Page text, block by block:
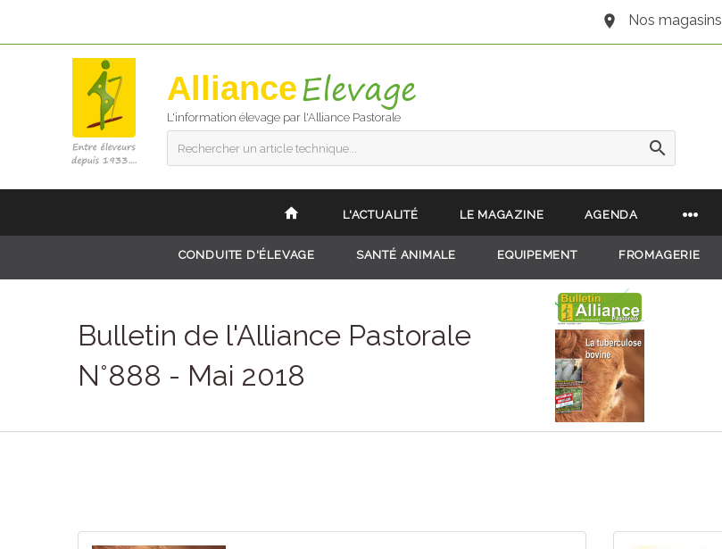
Nos magasins
Alliance
L'information élevage par l'Alliance Pastorale
Rechercher un article technique...
L'ACTUALITÉ LE MAGAZINE AGENDA
CONDUITE D'ÉLEVAGE SANTÉ ANIMALE EQUIPEMENT FROMAGERIE
Bulletin de l'Alliance Pastorale
N°888 - Mai 2018